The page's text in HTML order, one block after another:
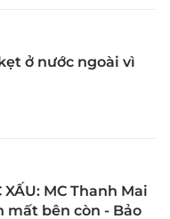
ở nước ngoài vì
XẤU: MC Thanh Mai
mất bên còn - Bảo